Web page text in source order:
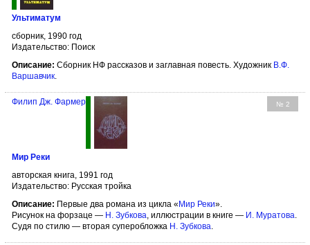
Ультиматум
сборник, 1990 год
Издательство: Поиск
Описание: Сборник НФ рассказов и заглавная повесть. Художник В.Ф.
Варшавчик.
№ 2
Филип Дж. Фармер
Мир Реки
авторская книга, 1991 год
Издательство: Русская тройка
Описание: Первые два романа из цикла «Мир Реки».
Рисунок на форзаце — Н. Зубкова , иллюстрации в книге — И. Муратова
Судя по стилю — вторая суперобложка Н. Зубкова